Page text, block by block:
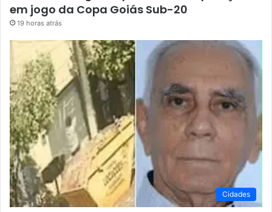
em jogo da Copa Goiás Sub-20
19 horas atrás
Cidades